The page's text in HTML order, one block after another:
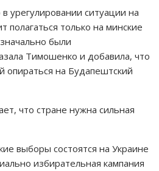
урегулировании ситуации на
полагаться только на минские
были
Тимошенко и добавила, что
опираться на Будапештский
что стране нужна сильная
выборы состоятся на Украине
избирательная кампания